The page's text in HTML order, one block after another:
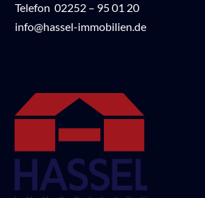
Telefon 02252 – 95 01 20
info@hassel-immobilien.de